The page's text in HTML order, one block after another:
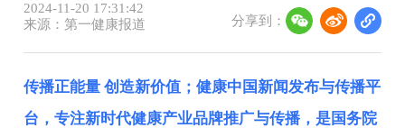
2024-11-20 17:31:42
来源：第一健康报道
分享到：
传播正能量 创造新价值；健康中国新闻发布与传播平
台，专注新时代健康产业品牌推广与传播，是国务院